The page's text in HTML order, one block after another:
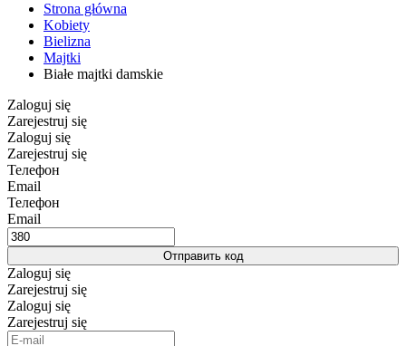
Strona główna
Kobiety
Bielizna
Majtki
Białe majtki damskie
Zaloguj się
Zarejestruj się
Zaloguj się
Zarejestruj się
Телефон
Email
Телефон
Email
Отправить код
Zaloguj się
Zarejestruj się
Zaloguj się
Zarejestruj się